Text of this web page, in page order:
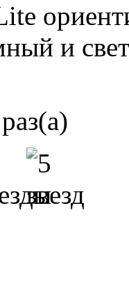
и
раз(а)